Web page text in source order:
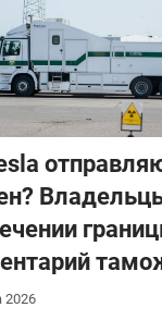
2026